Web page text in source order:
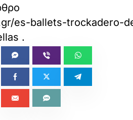
es-ballets-trockadero-
.